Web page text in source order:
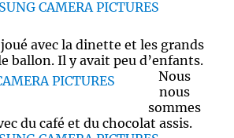
avec la dinette et les grands
ballon. Il y avait peu d’enfants.
Nous
nous
sommes
du café et du chocolat assis.